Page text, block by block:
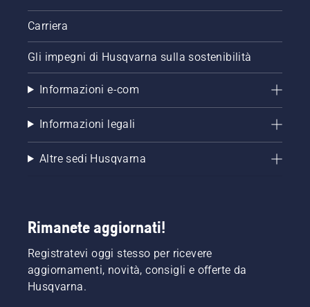
Carriera
Gli impegni di Husqvarna sulla sostenibilità
Informazioni e-com
Informazioni legali
Altre sedi Husqvarna
Rimanete aggiornati!
Registratevi oggi stesso per ricevere
aggiornamenti, novità, consigli e offerte da
Husqvarna.